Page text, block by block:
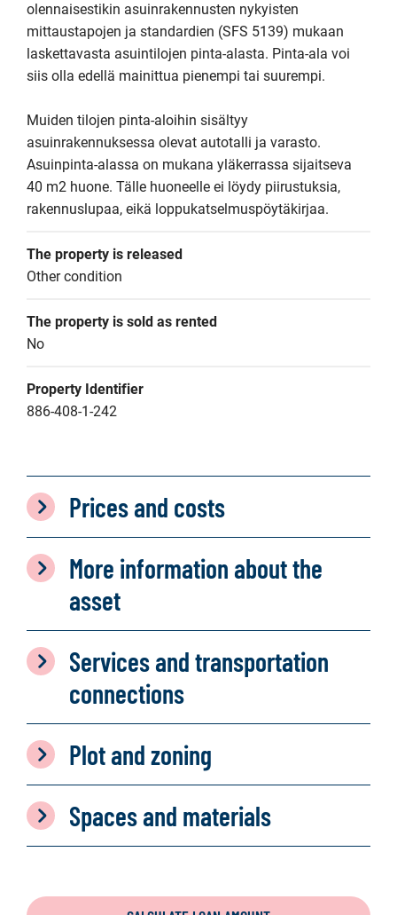
olennaisestikin asuinrakennusten nykyisten
mittaustapojen ja standardien (SFS 5139) mukaan
laskettavasta asuintilojen pinta-alasta. Pinta-ala voi
siis olla edellä mainittua pienempi tai suurempi.
Muiden tilojen pinta-aloihin sisältyy
asuinrakennuksessa olevat autotalli ja varasto.
Asuinpinta-alassa on mukana yläkerrassa sijaitseva
40 m2 huone. Tälle huoneelle ei löydy piirustuksia,
rakennuslupaa, eikä loppukatselmuspöytäkirjaa.
The property is released
Other condition
The property is sold as rented
No
Property Identifier
886-408-1-242
Prices and costs
More information about the
asset
Services and transportation
connections
Plot and zoning
Spaces and materials